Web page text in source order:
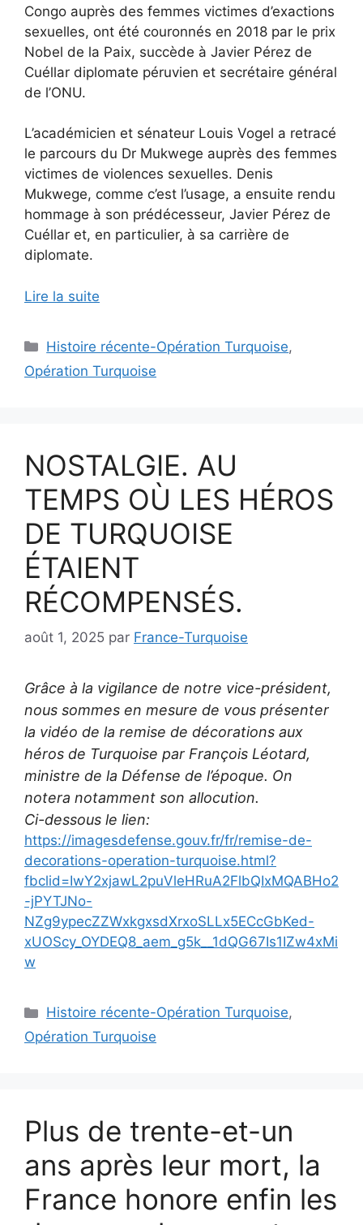
Congo auprès des femmes victimes d’exactions
sexuelles, ont été couronnés en 2018 par le prix
Nobel de la Paix, succède à Javier Pérez de
Cuéllar diplomate péruvien et secrétaire général
de l’ONU.
L’académicien et sénateur Louis Vogel a retracé
le parcours du Dr Mukwege auprès des femmes
victimes de violences sexuelles. Denis
Mukwege, comme c’est l’usage, a ensuite rendu
hommage à son prédécesseur, Javier Pérez de
Cuéllar et, en particulier, à sa carrière de
diplomate.
Lire la suite
Catégories
Histoire récente-Opération Turquoise,
Opération Turquoise
NOSTALGIE. AU
TEMPS OÙ LES HÉROS
DE TURQUOISE
ÉTAIENT
RÉCOMPENSÉS.
août 1, 2025 par France-Turquoise
Grâce à la vigilance de notre vice-président,
nous sommes en mesure de vous présenter
la vidéo de la remise de décorations aux
héros de Turquoise par François Léotard,
ministre de la Défense de l’époque. On
notera notamment son allocution.
Ci-dessous le lien:
https://imagesdefense.gouv.fr/fr/remise-de-
decorations-operation-turquoise.html?
fbclid=IwY2xjawL2puVleHRuA2FlbQIxMQABHo2
-jPYTJNo-
NZg9ypecZZWxkgxsdXrxoSLLx5ECcGbKed-
xUOScy_OYDEQ8_aem_g5k__1dQG67Is1IZw4xMi
w
Catégories
Histoire récente-Opération Turquoise,
Opération Turquoise
Plus de trente-et-un
ans après leur mort, la
France honore enfin les